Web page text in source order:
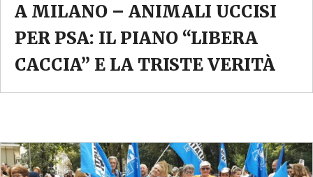
A MILANO – ANIMALI UCCISI
PER PSA: IL PIANO “LIBERA
CACCIA” E LA TRISTE VERITÀ